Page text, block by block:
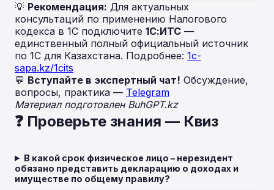
💡 Рекомендация: Для актуальных
консультаций по применению Налогового
кодекса в 1С подключите 1С:ИТС —
единственный полный официальный источник
по 1С для Казахстана. Подробнее: 1c-
sapa.kz/1cits
💬 Вступайте в экспертный чат! Обсуждение,
вопросы, практика — Telegram
Материал подготовлен BuhGPT.kz
❓ Проверьте знания — Квиз
В какой срок физическое лицо – нерезидент
обязано представить декларацию о доходах и
имуществе по общему правилу?